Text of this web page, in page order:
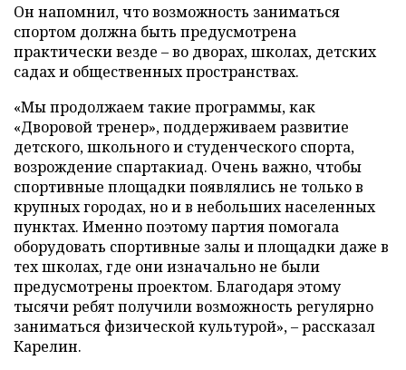
Он напомнил, что возможность заниматься
спортом должна быть предусмотрена
практически везде – во дворах, школах, детских
садах и общественных пространствах.
«Мы продолжаем такие программы, как
«Дворовой тренер», поддерживаем развитие
детского, школьного и студенческого спорта,
возрождение спартакиад. Очень важно, чтобы
спортивные площадки появлялись не только в
крупных городах, но и в небольших населенных
пунктах. Именно поэтому партия помогала
оборудовать спортивные залы и площадки даже в
тех школах, где они изначально не были
предусмотрены проектом. Благодаря этому
тысячи ребят получили возможность регулярно
заниматься физической культурой», – рассказал
Карелин.